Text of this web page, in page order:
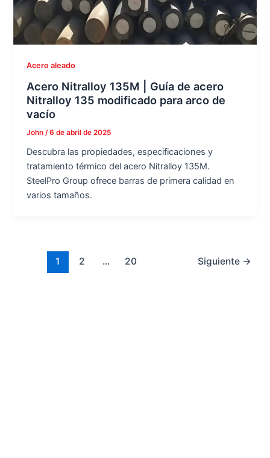
Acero aleado
Acero Nitralloy 135M | Guía de acero
Nitralloy 135 modificado para arco de
vacío
John /6 de abril de 2025
Descubra las propiedades, especificaciones y
tratamiento térmico del acero Nitralloy 135M.
SteelPro Group ofrece barras de primera calidad en
varios tamaños.
1 2 ... 20 Siguiente →